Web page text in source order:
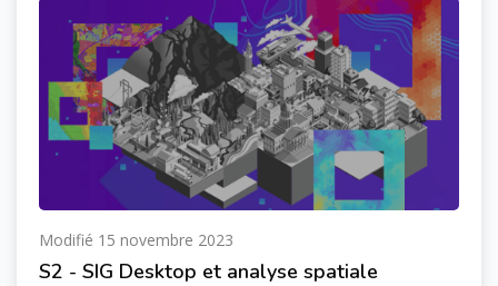
Modifié 15 novembre 2023
S2 - SIG Desktop et analyse spatiale